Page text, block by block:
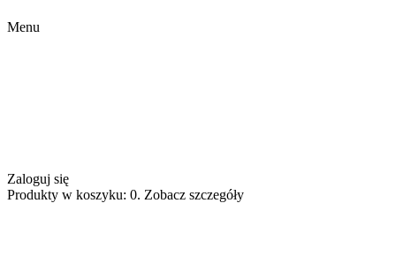
Menu
Zaloguj się
Produkty w koszyku: 0. Zobacz szczegóły